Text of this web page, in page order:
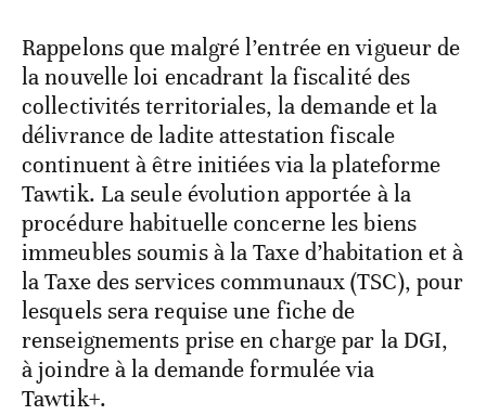
Rappelons que malgré l’entrée en vigueur de
la nouvelle loi encadrant la fiscalité des
collectivités territoriales, la demande et la
délivrance de ladite attestation fiscale
continuent à être initiées via la plateforme
Tawtik. La seule évolution apportée à la
procédure habituelle concerne les biens
immeubles soumis à la Taxe d’habitation et à
la Taxe des services communaux (TSC), pour
lesquels sera requise une fiche de
renseignements prise en charge par la DGI,
à joindre à la demande formulée via
Tawtik+.